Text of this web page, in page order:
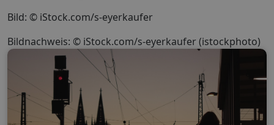
Bild: © iStock.com/s-eyerkaufer
Bildnachweis: © iStock.com/s-eyerkaufer (istockphoto)